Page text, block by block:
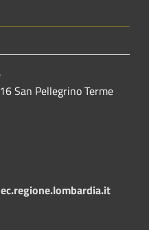
San Pellegrino Terme